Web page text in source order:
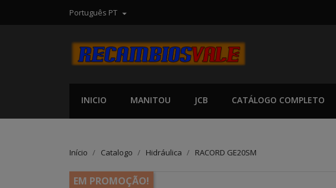
Português PT 
INICIO MANITOU JCB CATÁLOGO COMPLETO
Início Catalogo Hidráulica RACORD GE20SM
EM PROMOÇÃO!